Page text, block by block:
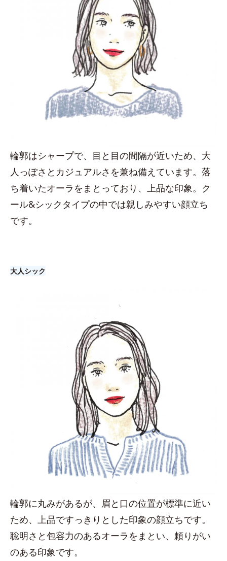
輪郭はシャープで、目と目の間隔が近いため、大
人っぽさとカジュアルさを兼ね備えています。落
ち着いたオーラをまとっており、上品な印象。ク
ール&シックタイプの中では親しみやすい顔立ち
です。
大人シック
輪郭に丸みがあるが、眉と口の位置が標準に近い
ため、上品ですっきりとした印象の顔立ちです。
聡明さと包容力のあるオーラをまとい、頼りがい
のある印象です。